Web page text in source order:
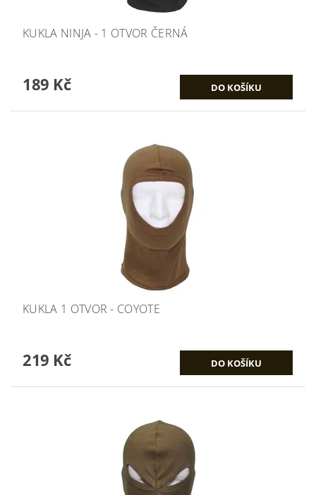
KUKLA NINJA - 1 OTVOR ČERNÁ
189 Kč
KUKLA 1 OTVOR - COYOTE
219 Kč